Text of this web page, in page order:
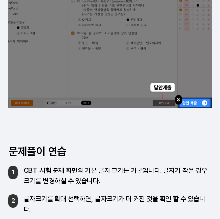
문제풀이 연습
1 CBT 시험 문제 화면의 기본 글자 크기는 기본입니다. 글자가 작을 경우
크기를 변경하실 수 있습니다.
2 글자크기를 확대 선택하면, 글자크기가 더 커진 것을 확인 할 수 있습니
다.